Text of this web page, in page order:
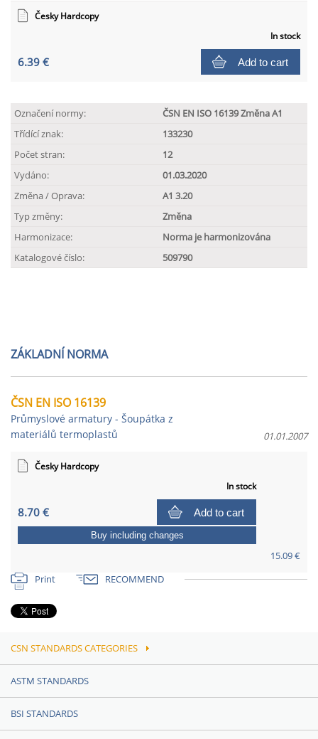
Česky Hardcopy
In stock
6.39 € Add to cart
Označení normy:
ČSN EN ISO 16139 Změna A1
Třídící znak:
133230
Počet stran:
12
Vydáno:
01.03.2020
Změna / Oprava:
A1 3.20
Typ změny:
Změna
Harmonizace:
Norma je harmonizována
Katalogové číslo:
509790
ZÁKLADNÍ NORMA
ČSN EN ISO 16139
Průmyslové armatury - Šoupátka z
materiálů termoplastů
01.01.2007
Česky Hardcopy
In stock
8.70 € Add to cart
15.09 €
Buy including changes
Print RECOMMEND
CSN STANDARDS CATEGORIES
ASTM STANDARDS
BSI STANDARDS